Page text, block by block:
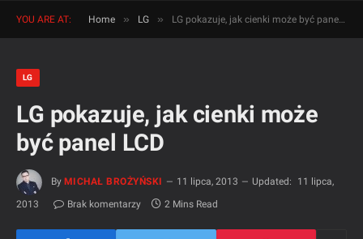
YOU ARE AT: Home » LG » LG pokazuje, jak cienki może być panel LCD
LG
LG pokazuje, jak cienki może
być panel LCD
By MICHAŁ BROŻYŃSKI 11 lipca, 2013 Updated:
11 lipca,
2013
Brak komentarzy 2 Mins Read